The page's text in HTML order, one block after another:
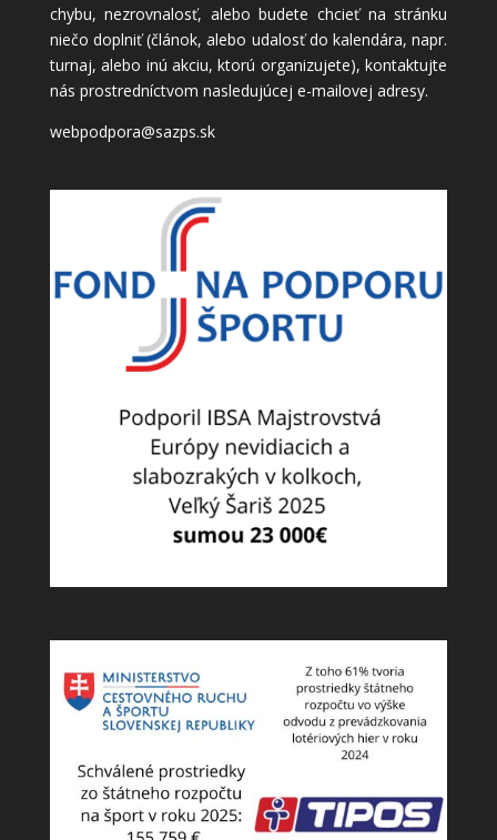
chybu, nezrovnalosť, alebo budete chcieť na stránku
niečo doplniť (článok, alebo udalosť do kalendára, napr.
turnaj, alebo inú akciu, ktorú organizujete), kontaktujte
nás prostredníctvom nasledujúcej e-mailovej adresy.
webpodpora@sazps.sk